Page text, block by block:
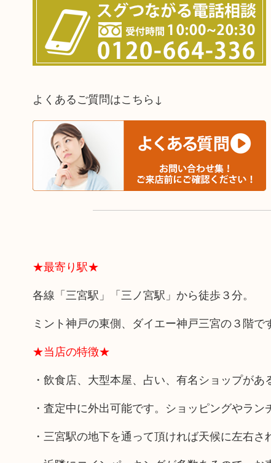
よくあるご質問はこちら↓
★最寄り駅★
各線「三宮駅」「三ノ宮駅」から徒歩３分。
ミント神戸の東側、ダイエー神戸三宮の３階で
★当店の特徴★
・飲食店、大型本屋、占い、有名ショップがあ
・査定中に外出可能です。ショッピングやラン
・三宮駅の地下を通って頂ければ天候に左右さ